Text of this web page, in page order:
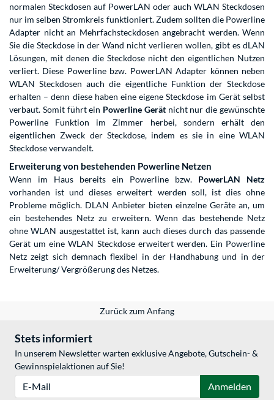
normalen Steckdosen auf PowerLAN oder auch WLAN Steckdosen
nur im selben Stromkreis funktioniert. Zudem sollten die Powerline
Adapter nicht an Mehrfachsteckdosen angebracht werden. Wenn
Sie die Steckdose in der Wand nicht verlieren wollen, gibt es dLAN
Lösungen, mit denen die Steckdose nicht den eigentlichen Nutzen
verliert. Diese Powerline bzw. PowerLAN Adapter können neben
WLAN Steckdosen auch die eigentliche Funktion der Steckdose
erhalten – denn diese haben eine eigene Steckdose im Gerät selbst
verbaut. Somit führt ein Powerline Gerätnicht nur die gewünschte
Powerline Funktion im Zimmer herbei, sondern erhält den
eigentlichen Zweck der Steckdose, indem es sie in eine WLAN
Steckdose verwandelt.
Erweiterung von bestehenden Powerline Netzen
Wenn im Haus bereits ein Powerline bzw. PowerLAN Netz
vorhanden ist und dieses erweitert werden soll, ist dies ohne
Probleme möglich. DLAN Anbieter bieten einzelne Geräte an, um
ein bestehendes Netz zu erweitern. Wenn das bestehende Netz
ohne WLAN ausgestattet ist, kann auch dieses durch das passende
Gerät um eine WLAN Steckdose erweitert werden. Ein Powerline
Netz zeigt sich demnach flexibel in der Handhabung und in der
Erweiterung/ Vergrößerung des Netzes.
Zurück zum Anfang
Stets informiert
In unserem Newsletter warten exklusive Angebote, Gutschein- &
Gewinnspielaktionen auf Sie!
Anmelden